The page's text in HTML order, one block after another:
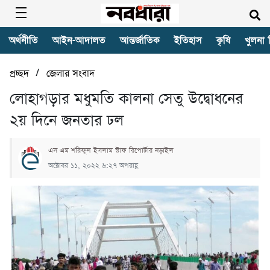
অর্থনীতি আইন-আদালত আন্তর্জাতিক ইতিহাস কৃষি খুলনা
প্রচ্ছদ/ জেলার সংবাদ
লোহাগড়ার মধুমতি কালনা সেতু উদ্বোধনের
২য় দিনে জনতার ঢল
এস এম শরিফুল ইসলাম স্টাফ রিপোর্টার নড়াইল
অক্টোবর ১১, ২০২২ ৬:২৭ অপরাহ্ণ